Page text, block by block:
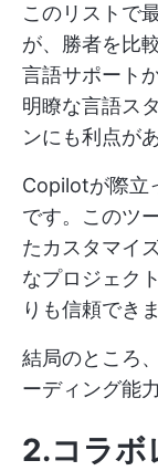
このリストで
が、勝者を比
言語サポート
明瞭な言語ス
ンにも利点が
Copilotが際立
です。このツ
たカスタマイ
なプロジェク
りも信頼できま
結局のところ
ーディング能
2.コラボ